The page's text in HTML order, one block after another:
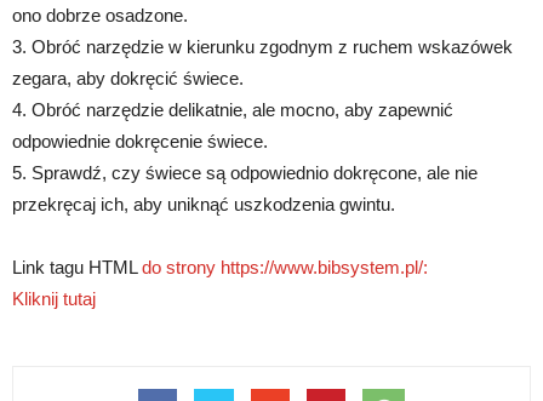
ono dobrze osadzone.
3. Obróć narzędzie w kierunku zgodnym z ruchem wskazówek
zegara, aby dokręcić świece.
4. Obróć narzędzie delikatnie, ale mocno, aby zapewnić
odpowiednie dokręcenie świece.
5. Sprawdź, czy świece są odpowiednio dokręcone, ale nie
przekręcaj ich, aby uniknąć uszkodzenia gwintu.
Link tagu HTMLdo strony https://www.bibsystem.pl/:
Kliknij tutaj